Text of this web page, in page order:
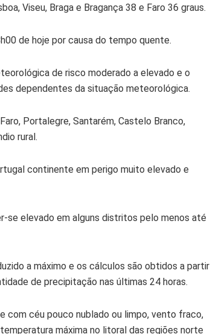
Viseu, Braga e Bragança 38 e Faro 36 graus.
de hoje por causa do tempo quente.
de risco moderado a elevado e o
dependentes da situação meteorológica.
Portalegre, Santarém, Castelo Branco,
rural.
continente em perigo muito elevado e
se elevado em alguns distritos pelo menos até
a máximo e os cálculos são obtidos a partir
de precipitação nas últimas 24 horas.
com céu pouco nublado ou limpo, vento fraco,
máxima no litoral das regiões norte